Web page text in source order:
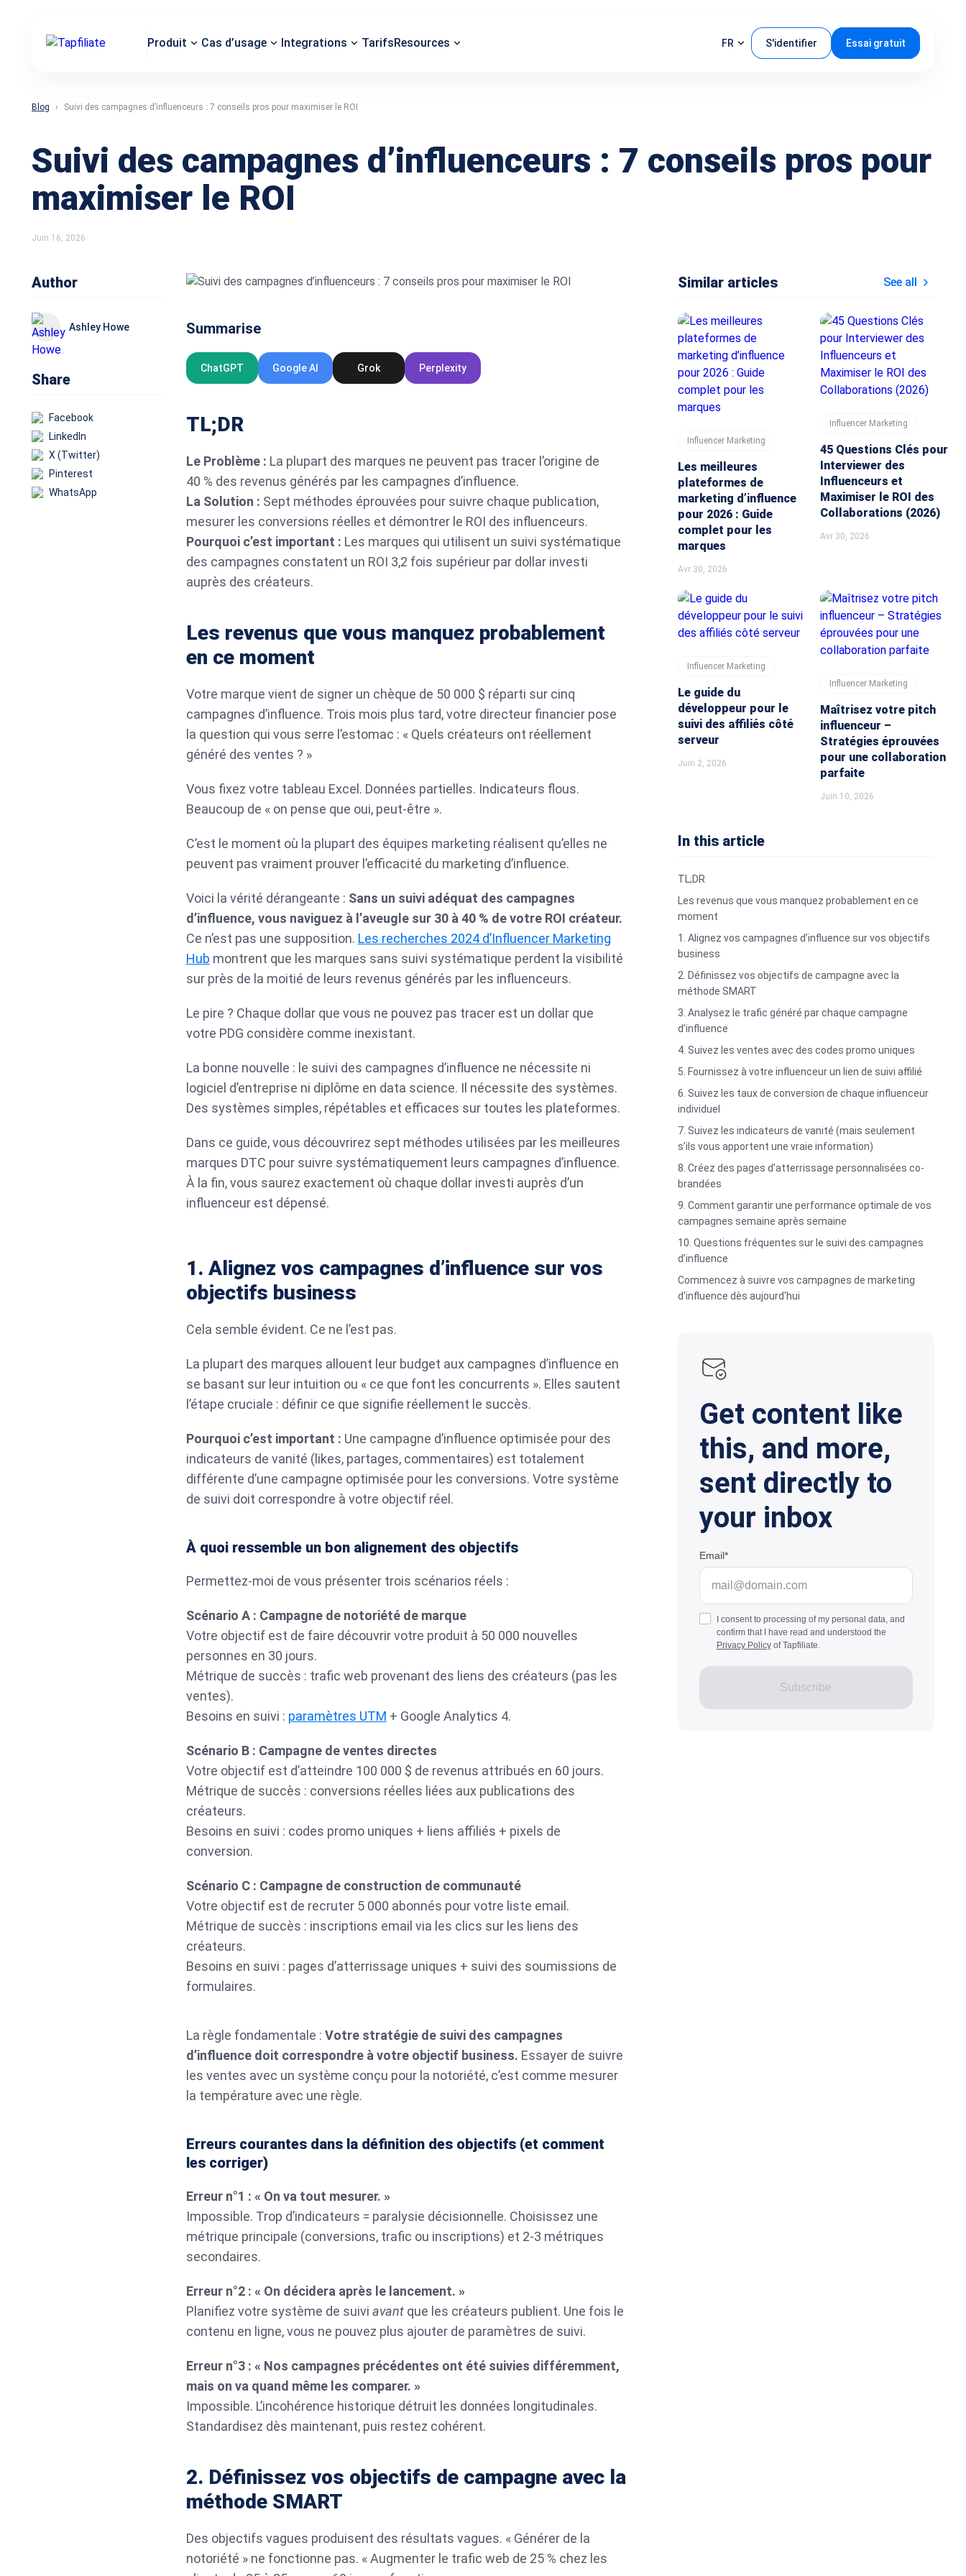
Produit Cas d’usage Integrations TarifsResources FR S'identifier Essai gratuit
Blog Suivi des campagnes d’influenceurs : 7 conseils pros pour maximiser le ROI
Suivi des campagnes d’influenceurs : 7 conseils pros pour
maximiser le ROI
Juin 16, 2026
Author
Ashley Howe
Share
Facebook
LinkedIn
X (Twitter)
Pinterest
WhatsApp
Summarise
ChatGPT Google AI Grok Perplexity
TL;DR
Le Problème : La plupart des marques ne peuvent pas tracer l’origine de
40 % des revenus générés par les campagnes d’influence.
La Solution : Sept méthodes éprouvées pour suivre chaque publication,
mesurer les conversions réelles et démontrer le ROI des influenceurs.
Pourquoi c’est important : Les marques qui utilisent un suivi systématique
des campagnes constatent un ROI 3,2 fois supérieur par dollar investi
auprès des créateurs.
Les revenus que vous manquez probablement
en ce moment
Votre marque vient de signer un chèque de 50 000 $ réparti sur cinq
campagnes d’influence. Trois mois plus tard, votre directeur financier pose
la question qui vous serre l’estomac : « Quels créateurs ont réellement
généré des ventes ? »
Vous fixez votre tableau Excel. Données partielles. Indicateurs flous.
Beaucoup de « on pense que oui, peut-être ».
C’est le moment où la plupart des équipes marketing réalisent qu’elles ne
peuvent pas vraiment prouver l’efficacité du marketing d’influence.
Voici la vérité dérangeante : Sans un suivi adéquat des campagnes
d’influence, vous naviguez à l’aveugle sur 30 à 40 % de votre ROI créateur.
Ce n’est pas une supposition. Les recherches 2024 d’Influencer Marketing
Hub montrent que les marques sans suivi systématique perdent la visibilité
sur près de la moitié de leurs revenus générés par les influenceurs.
Le pire ? Chaque dollar que vous ne pouvez pas tracer est un dollar que
votre PDG considère comme inexistant.
La bonne nouvelle : le suivi des campagnes d’influence ne nécessite ni
logiciel d’entreprise ni diplôme en data science. Il nécessite des systèmes.
Des systèmes simples, répétables et efficaces sur toutes les plateformes.
Dans ce guide, vous découvrirez sept méthodes utilisées par les meilleures
marques DTC pour suivre systématiquement leurs campagnes d’influence.
À la fin, vous saurez exactement où chaque dollar investi auprès d’un
influenceur est dépensé.
1. Alignez vos campagnes d’influence sur vos
objectifs business
Cela semble évident. Ce ne l’est pas.
La plupart des marques allouent leur budget aux campagnes d’influence en
se basant sur leur intuition ou « ce que font les concurrents ». Elles sautent
l’étape cruciale : définir ce que signifie réellement le succès.
Pourquoi c’est important : Une campagne d’influence optimisée pour des
indicateurs de vanité (likes, partages, commentaires) est totalement
différente d’une campagne optimisée pour les conversions. Votre système
de suivi doit correspondre à votre objectif réel.
À quoi ressemble un bon alignement des objectifs
Permettez-moi de vous présenter trois scénarios réels :
Scénario A : Campagne de notoriété de marque
Votre objectif est de faire découvrir votre produit à 50 000 nouvelles
personnes en 30 jours.
Métrique de succès : trafic web provenant des liens des créateurs (pas les
ventes).
Besoins en suivi : paramètres UTM + Google Analytics 4.
Scénario B : Campagne de ventes directes
Votre objectif est d’atteindre 100 000 $ de revenus attribués en 60 jours.
Métrique de succès : conversions réelles liées aux publications des
créateurs.
Besoins en suivi : codes promo uniques + liens affiliés + pixels de
conversion.
Scénario C : Campagne de construction de communauté
Votre objectif est de recruter 5 000 abonnés pour votre liste email.
Métrique de succès : inscriptions email via les clics sur les liens des
créateurs.
Besoins en suivi : pages d’atterrissage uniques + suivi des soumissions de
formulaires.
La règle fondamentale : Votre stratégie de suivi des campagnes
d’influence doit correspondre à votre objectif business. Essayer de suivre
les ventes avec un système conçu pour la notoriété, c’est comme mesurer
la température avec une règle.
Erreurs courantes dans la définition des objectifs (et comment
les corriger)
Erreur n°1 : « On va tout mesurer. »
Impossible. Trop d’indicateurs = paralysie décisionnelle. Choisissez une
métrique principale (conversions, trafic ou inscriptions) et 2-3 métriques
secondaires.
Erreur n°2 : « On décidera après le lancement. »
Planifiez votre système de suivi avantque les créateurs publient. Une fois le
contenu en ligne, vous ne pouvez plus ajouter de paramètres de suivi.
Erreur n°3 : « Nos campagnes précédentes ont été suivies différemment,
mais on va quand même les comparer. »
Impossible. L’incohérence historique détruit les données longitudinales.
Standardisez dès maintenant, puis restez cohérent.
2. Définissez vos objectifs de campagne avec la
méthode SMART
Des objectifs vagues produisent des résultats vagues. « Générer de la
notoriété » ne fonctionne pas. « Augmenter le trafic web de 25 % chez les
Similar articles See all
Influencer Marketing
Les meilleures
plateformes de
marketing d’influence
pour 2026 : Guide
complet pour les
marques
Avr 30, 2026
Influencer Marketing
45 Questions Clés pour
Interviewer des
Influenceurs et
Maximiser le ROI des
Collaborations (2026)
Avr 30, 2026
Influencer Marketing
Le guide du
développeur pour le
suivi des affiliés côté
serveur
Juin 2, 2026
Influencer Marketing
Maîtrisez votre pitch
influenceur –
Stratégies éprouvées
pour une collaboration
parfaite
Juin 10, 2026
In this article
TL;DR
Les revenus que vous manquez probablement en ce
moment
1. Alignez vos campagnes d’influence sur vos objectifs
business
2. Définissez vos objectifs de campagne avec la
méthode SMART
3. Analysez le trafic généré par chaque campagne
d’influence
4. Suivez les ventes avec des codes promo uniques
5. Fournissez à votre influenceur un lien de suivi affilié
6. Suivez les taux de conversion de chaque influenceur
individuel
7. Suivez les indicateurs de vanité (mais seulement
s’ils vous apportent une vraie information)
8. Créez des pages d’atterrissage personnalisées co-
brandées
9. Comment garantir une performance optimale de vos
campagnes semaine après semaine
10. Questions fréquentes sur le suivi des campagnes
d’influence
Commencez à suivre vos campagnes de marketing
d'influence dès aujourd'hui
Get content like
this, and more,
sent directly to
your inbox
Email
I consent to processing of my personal data, and
confirm that I have read and understood the
Privacy Policyof Tapfiliate.
Subscribe